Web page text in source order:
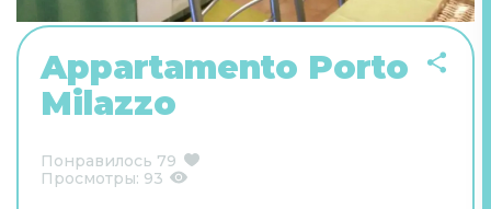
Appartamento Porto
Milazzo
Понравилось 79
Просмотры: 93